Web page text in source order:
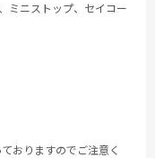
ミニストップ、セイコー
おりますのでご注意く